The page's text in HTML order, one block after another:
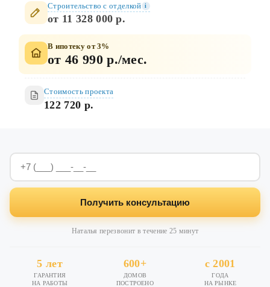
Строительство c отделкой i
от 11 328 000 р.
В ипотеку от 3%
от 46 990 р./мес.
Стоимость проекта
122 720 р.
Получить консультацию
Наталья перезвонит в течение 25 минут
5 лет
ГАРАНТИЯ
НА РАБОТЫ
600+
ДОМОВ
ПОСТРОЕНО
с 2001
ГОДА
НА РЫНКЕ